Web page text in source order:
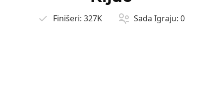
Finišeri: 327K Sada Igraju: 0